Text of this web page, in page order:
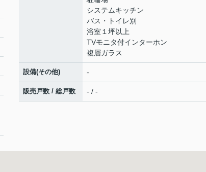
システムキッチン
バス・トイレ別
浴室１坪以上
TVモニタ付インターホン
複層ガラス
設備(その他) -
販売戸数 / 総戸数 - / -